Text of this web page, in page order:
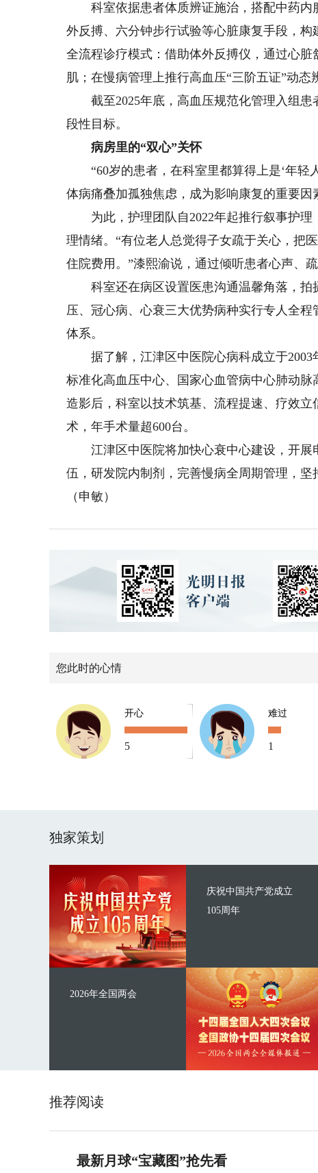
科室依据患者体质辨证施治，搭配中药内
外反搏、六分钟步行试验等心脏康复手段，
全流程诊疗模式：借助体外反搏仪，通过心
肌；在慢病管理上推行高血压“三阶五证”动态
截至2025年底，高血压规范化管理入组患
段性目标。
病房里的“双心”关怀
“60岁的患者，在科室里都算得上是‘年轻
体病痛叠加孤独焦虑，成为影响康复的重要因
为此，护理团队自2022年起推行叙事护理
理情绪。“有位老人总觉得子女疏于关心，把
住院费用。”漆熙渝说，通过倾听患者心声、
科室还在病区设置医患沟通温馨角落，拍
压、冠心病、心衰三大优势病种实行专人全
体系。
据了解，江津区中医院心病科成立于2003
标准化高血压中心、国家心血管病中心肺动
造影后，科室以技术筑基、流程提速、疗效
术，年手术量超600台。
江津区中医院将加快心衰中心建设，开展
伍，研发院内制剂，完善慢病全周期管理，坚
（申敏）
您此时的心情
开心
5
难过
1
独家策划
庆祝中国共产党成立
105周年
2026年全国两会
推荐阅读
最新月球“宝藏图”抢先看